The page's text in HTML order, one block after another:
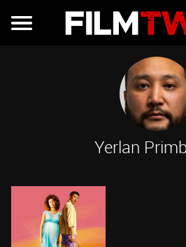
Yerlan